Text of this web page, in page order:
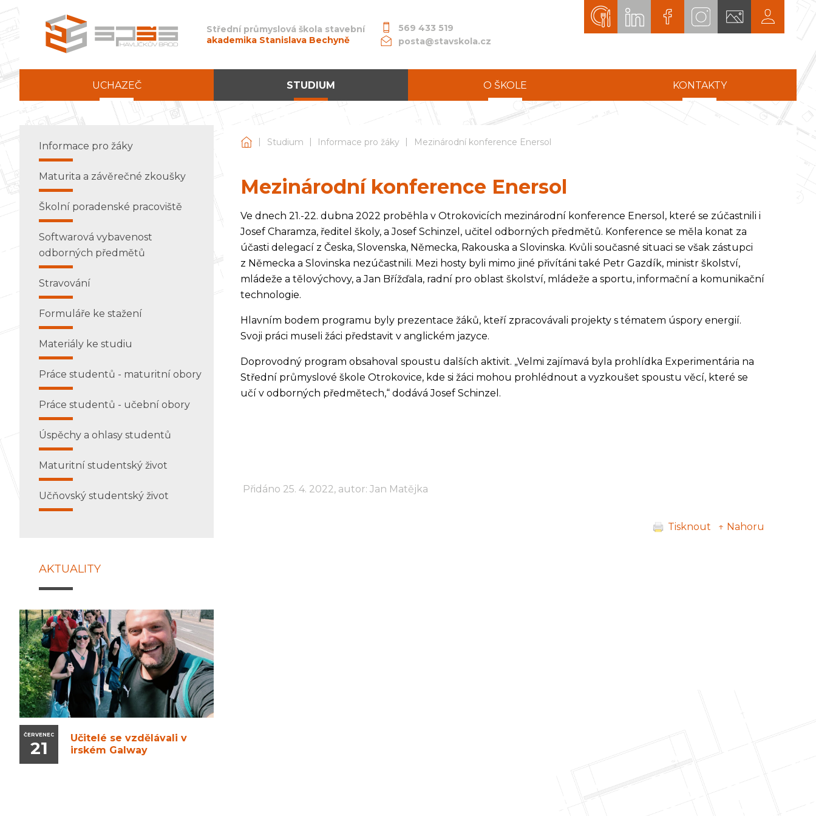
Střední průmyslová škola stavební
akademika Stanislava Bechyně
569 433 519
posta@stavskola.cz
UCHAZEČ STUDIUM O ŠKOLE KONTAKTY
Střední průmyslová škola stavební akademika Stanislava Bechyně
| Studium | Informace pro žáky | Mezinárodní konference Enersol
Mezinárodní konference Enersol
Ve dnech 21.-22. dubna 2022 proběhla v Otrokovicích mezinárodní konference Enersol, které se zúčastnili i
Josef Charamza, ředitel školy, a Josef Schinzel, učitel odborných předmětů. Konference se měla konat za
účasti delegací z Česka, Slovenska, Německa, Rakouska a Slovinska. Kvůli současné situaci se však zástupci
z Německa a Slovinska nezúčastnili. Mezi hosty byli mimo jiné přivítáni také Petr Gazdík, ministr školství,
mládeže a tělovýchovy, a Jan Břížďala, radní pro oblast školství, mládeže a sportu, informační a komunikační
technologie.
Hlavním bodem programu byly prezentace žáků, kteří zpracovávali projekty s tématem úspory energií.
Svoji práci museli žáci představit v anglickém jazyce.
Doprovodný program obsahoval spoustu dalších aktivit. „Velmi zajímavá byla prohlídka Experimentária na
Střední průmyslové škole Otrokovice, kde si žáci mohou prohlédnout a vyzkoušet spoustu věcí, které se
učí v odborných předmětech,“ dodává Josef Schinzel.
Přidáno 25. 4. 2022, autor: Jan Matějka
Tisknout ↑ Nahoru
Informace pro žáky
Maturita a závěrečné zkoušky
Školní poradenské pracoviště
Softwarová vybavenost
odborných předmětů
Stravování
Formuláře ke stažení
Materiály ke studiu
Práce studentů - maturitní obory
Práce studentů - učební obory
Úspěchy a ohlasy studentů
Maturitní studentský život
Učňovský studentský život
AKTUALITY
ČERVENEC
21
Učitelé se vzdělávali v
irském Galway